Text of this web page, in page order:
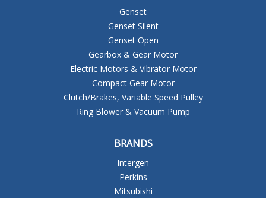
Genset
Genset Silent
Genset Open
Gearbox & Gear Motor
Electric Motors & Vibrator Motor
Compact Gear Motor
Clutch/Brakes, Variable Speed Pulley
Ring Blower & Vacuum Pump
BRANDS
Intergen
Perkins
Mitsubishi